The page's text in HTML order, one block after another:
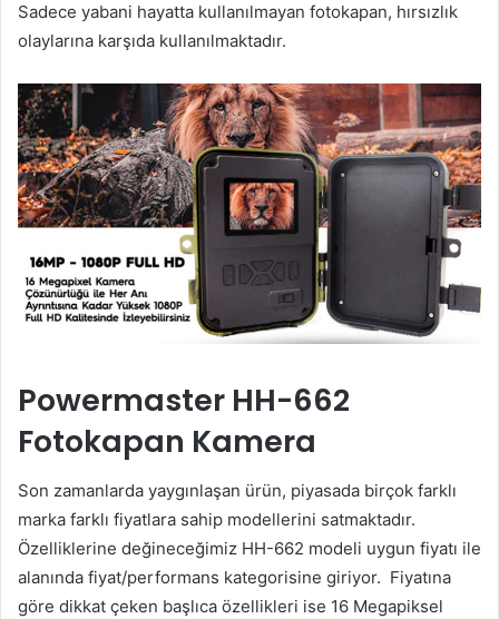
Sadece yabani hayatta kullanılmayan fotokapan, hırsızlık
olaylarına karşıda kullanılmaktadır.
Powermaster HH-662
Fotokapan Kamera
Son zamanlarda yaygınlaşan ürün, piyasada birçok farklı
marka farklı fiyatlara sahip modellerini satmaktadır.
Özelliklerine değineceğimiz HH-662 modeli uygun fiyatı ile
alanında fiyat/performans kategorisine giriyor. Fiyatına
göre dikkat çeken başlıca özellikleri ise 16 Megapiksel